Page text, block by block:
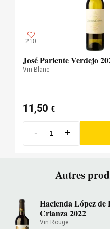
— Julia Harding MW (12/02/
JancisRobinson.com
Millésime 2014 - 16 JANCIS
210
José Pariente Verdejo
Vin Blanc
11,50 €
- +
Autres
Hacienda López de
Crianza 2022
Vin Rouge